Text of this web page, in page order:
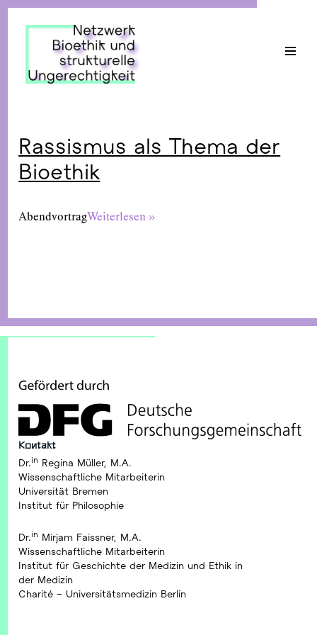
springen
Rassismus als Thema der
Bioethik
AbendvortragWeiterlesen »
Kontakt
Dr.in
Regina Müller, M.A.
Wissenschaftliche Mitarbeiterin
Universität Bremen
Institut für Philosophie
Dr.in Mirjam Faissner, M.A.
Wissenschaftliche Mitarbeiterin
Institut für Geschichte der Medizin und Ethik in
der Medizin
Charité – Universitätsmedizin Berlin